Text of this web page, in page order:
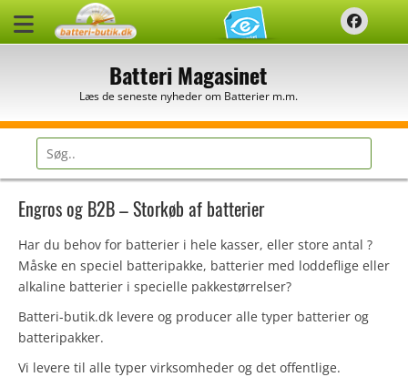
Batteri Magasinet
Læs de seneste nyheder om Batterier m.m.
Søg
efter:
Engros og B2B – Storkøb af batterier
Har du behov for batterier i hele kasser, eller store antal ?
Måske en speciel batteripakke, batterier med loddeflige eller
alkaline batterier i specielle pakkestørrelser?
Batteri-butik.dk levere og producer alle typer batterier og
batteripakker.
Vi levere til alle typer virksomheder og det offentlige.